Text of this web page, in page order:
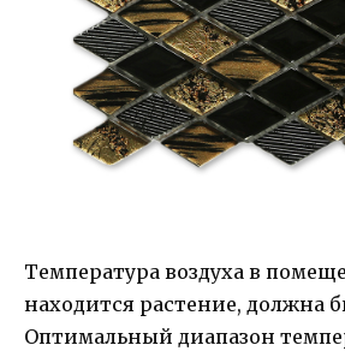
Температура воздуха в
находится растение, должна
Оптимальный диапазон